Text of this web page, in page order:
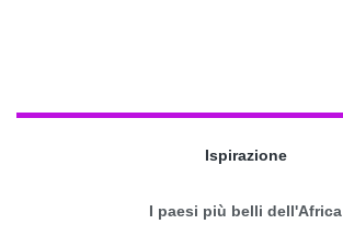
Ispirazione
I paesi più belli dell'Africa